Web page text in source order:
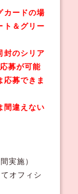
カードの場
ト＆グリー
封のシリア
募が可能
応募できま
間違えない
実施）
オフィシ